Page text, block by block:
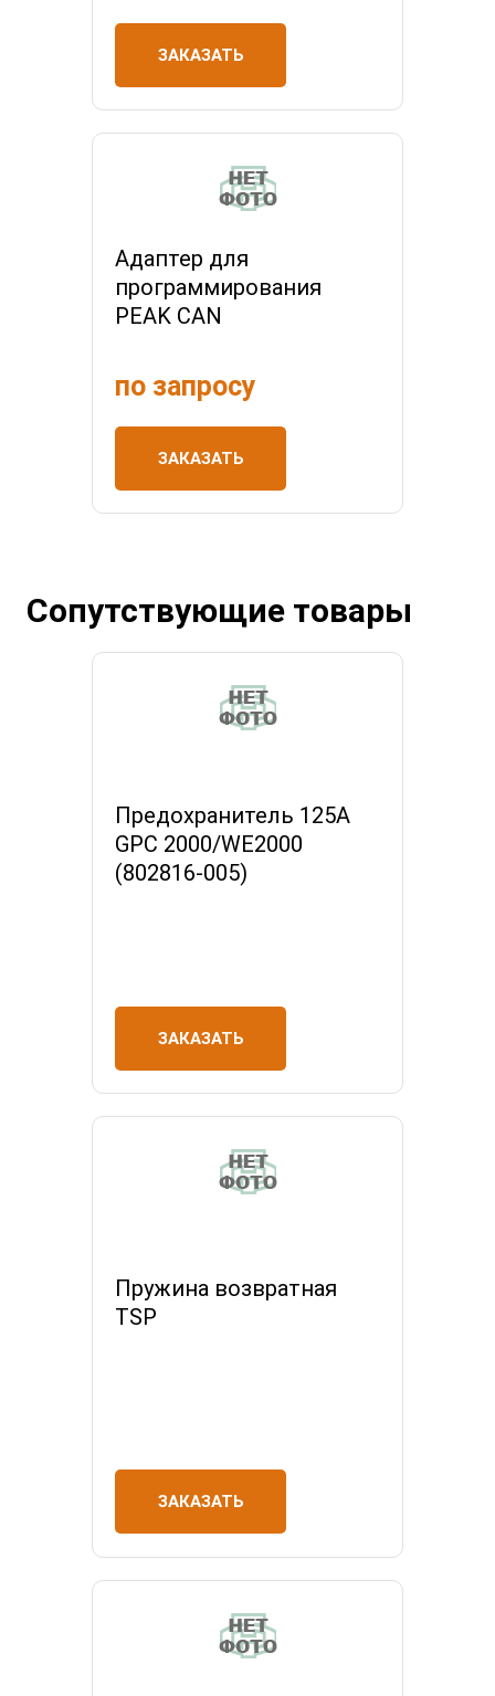
ЗАКАЗАТЬ
Адаптер для
программирования
PEAK CAN
по запросу
ЗАКАЗАТЬ
Сопутствующие товары
Предохранитель 125А
GPC 2000/WE2000
(802816-005)
ЗАКАЗАТЬ
Пружина возвратная
TSP
ЗАКАЗАТЬ